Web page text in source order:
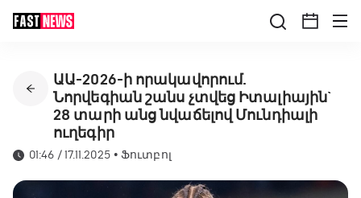
ԱԱ-2026-ի որակավորում.
Նորվեգիան շանս չտվեց Իտալիային`
28 տարի անց նվաճելով Մունդիալի
ուղեգիր
01:46 / 17.11.2025 •Ֆուտբոլ